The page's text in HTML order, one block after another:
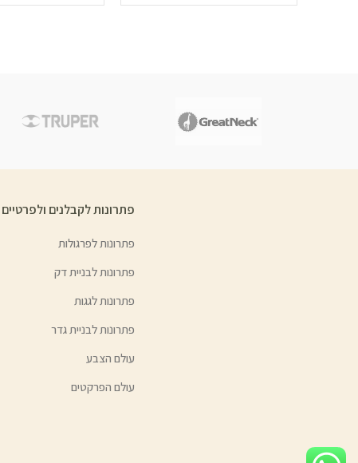
פתרונות לקבלנים ולפרטיים
פתרונות לפרגולות
פתרונות לבניית דק
פתרונות לגגות
פתרונות לבניית גדר
עולם הצבע
עולם הפרקטים